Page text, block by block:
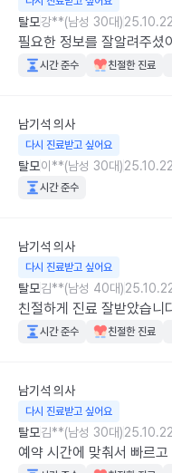
탈모강**(남성 30대)25.10.22
필요한 정보를 잘알려주셨
시간 준수 친절한 진료
남기석 의사
다시 진료받고 싶어요
탈모이**(남성 30대)25.10.22
시간 준수
남기석 의사
다시 진료받고 싶어요
탈모김**(남성 40대)
친절하게 진료 잘받았습니
시간 준수 친절한 진료
남기석 의사
다시 진료받고 싶어요
탈모김**(남성 30대)25.10.22
예약 시간에 맞춰서 빠르